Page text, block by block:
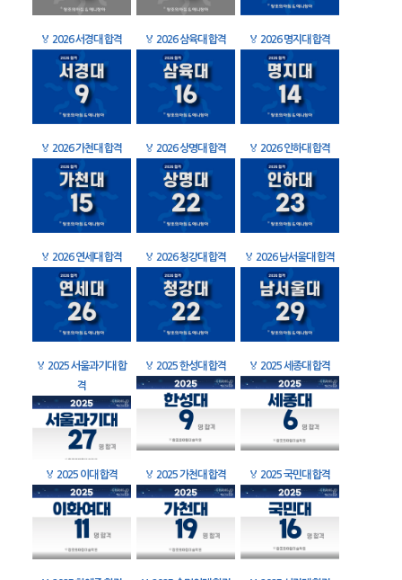
🏅 2026 서경대 합격 🏅 2026 삼육대 합격 🏅 2026 명지대 합격
🏅 2026 가천대 합격 🏅 2026 상명대 합격 🏅 2026 인하대 합격
🏅 2026 연세대 합격 🏅 2026 청강대 합격 🏅 2026 남서울대 합격
🏅 2025 서울과기대 합
격
🏅 2025 한성대 합격 🏅 2025 세종대 합격
🏅 2025 이대 합격 🏅 2025 가천대 합격 🏅 2025 국민대 합격